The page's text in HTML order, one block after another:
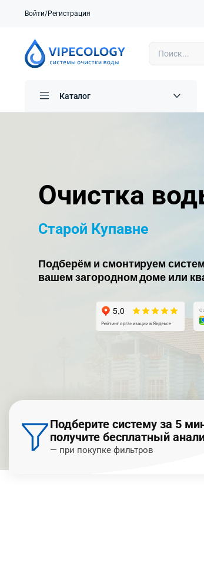
Войти/Регистрация
Каталог
Очистка
Старой Купавне
Подберём и смонтируем
вашем загородном доме или
Подберите систему за 5
получите бесплатный
— при покупке фильтров